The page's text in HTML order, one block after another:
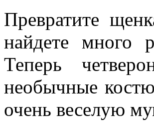
Превратите
найдете много
Теперь
необычные
очень веселую